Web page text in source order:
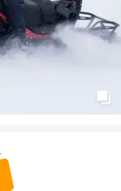
Идеальный выбор
тех, кто катается с
по весу — не